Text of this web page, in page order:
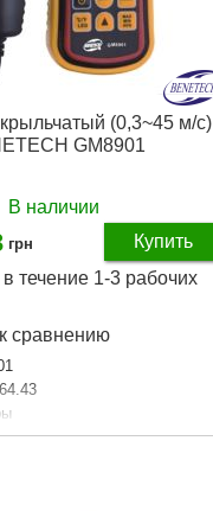
(0,3~45 м/с)
GM8901
В наличии
грн
Купить
в течение 1-3 рабочих
сравнению